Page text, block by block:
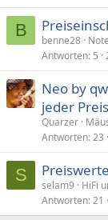
B
benne28
Antworten 5
Neo by
jeder
Quarzer
Antworten 23
S
selam9
HiFi
Antworten 21